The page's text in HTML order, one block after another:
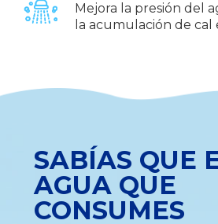
Mejora la presión del
la acumulación de cal
SABÍAS QUE
AGUA QUE
CONSUMES